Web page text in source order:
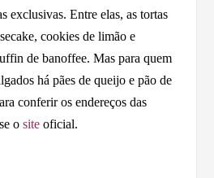
exclusivas. Entre elas, as tortas
cookies de limão e
de banoffee. Mas para quem
há pães de queijo e pão de
conferir os endereços das
osite oficial.